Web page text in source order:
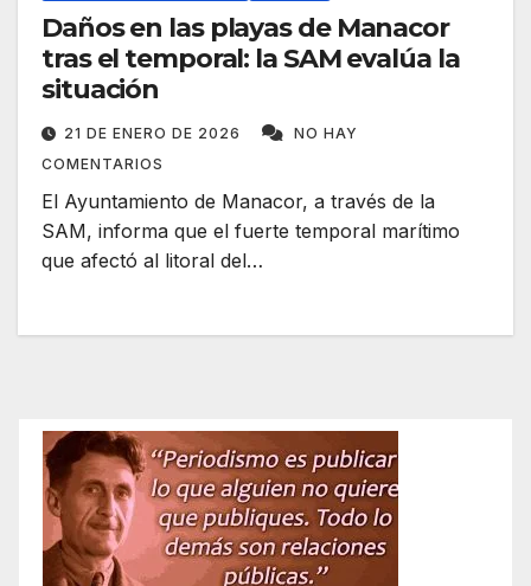
Daños en las playas de Manacor
tras el temporal: la SAM evalúa la
situación
21 DE ENERO DE 2026
NO HAY
COMENTARIOS
El Ayuntamiento de Manacor, a través de la
SAM, informa que el fuerte temporal marítimo
que afectó al litoral del…